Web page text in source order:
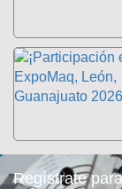
Regístrate